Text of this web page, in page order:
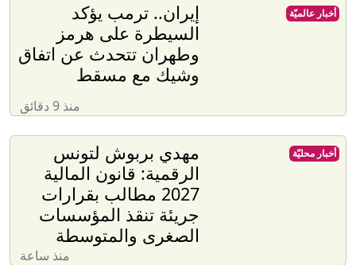
إيران.. ترمب يؤكد
السيطرة على هرمز
وطهران تتحدث عن اتفاق
وشيك مع مسقط
منذ 9 دقائق
أخبار عالميّة
مهدي بربوش لتونس
الرقمية: قانون المالية
2027 مطالب بقرارات
جريئة تنقذ المؤسسات
الصغرى والمتوسطة
منذ ساعة
أخبار محليّة